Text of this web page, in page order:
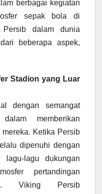
berbagai kegiatan
sepak bola di
Persib dalam dunia
beberapa aspek,
Stadion yang Luar
dengan semangat
memberikan
Ketika Persib
dipenuhi dengan
lagu dukungan
pertandingan
Viking Persib